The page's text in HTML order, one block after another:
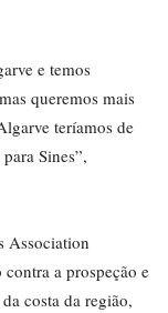
e temos
queremos mais
teríamos de
Sines”,
Association
a prospeção e
costa da região,